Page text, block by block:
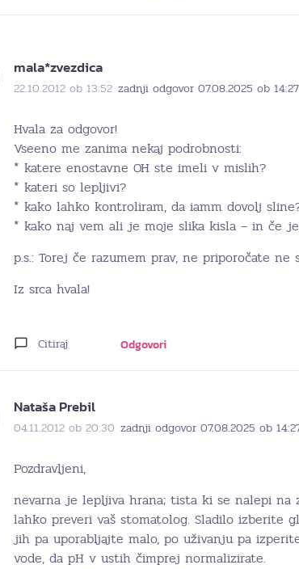
mala*zvezdica
22.10.2012 ob 13:52 zadnji odgovor 07.08.2025 ob 14:27
Hvala za odgovor!
Vseeno me zanima nekaj podrobnosti:
* katere enostavne OH ste imeli v mislih?
* kateri so lepljivi?
* kako lahko kontroliram, da iamm dovolj
* kako naj vem ali je moje slika kisla – in če
p.s.: Torej če razumem prav, ne priporočate
Iz srca hvala!
Citiraj Odgovori
Nataša Prebil
04.11.2012 ob 20:30 zadnji odgovor 07.08.2025 ob
Pozdravljeni,
nevarna je lepljiva hrana; tista ki se nalepi na
lahko preveri vaš stomatolog. Sladilo izberite
jih pa uporabljajte malo, po uživanju pa
vode, da pH v ustih čimprej normalizirate.